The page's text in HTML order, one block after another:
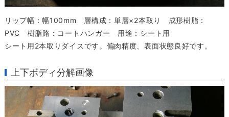
リップ幅：幅100mm 層構成：単層×2本取り 成形樹脂：
PVC 樹脂路：コートハンガー 用途：シート用
シート用2本取りダイスです。偏肉精度、表面状態良好です。
上下ボディ分解画像